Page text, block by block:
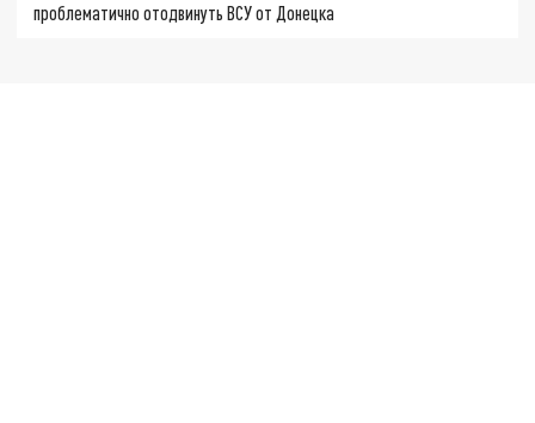
проблематично отодвинуть ВСУ от Донецка